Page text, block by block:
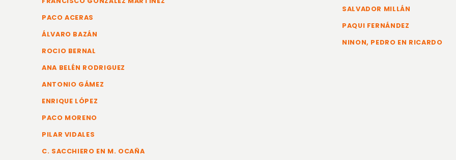
PACO ACERAS
ÁLVARO BAZÁN
ROCIO BERNAL
ANA BELÉN RODRIGUEZ
ANTONIO GÁMEZ
ENRIQUE LÓPEZ
PACO MORENO
PILAR VIDALES
C. SACCHIERO EN M. OCAÑA
SALVADOR MILLÁN
PAQUI FERNÁNDEZ
NINON, PEDRO EN RICARDO